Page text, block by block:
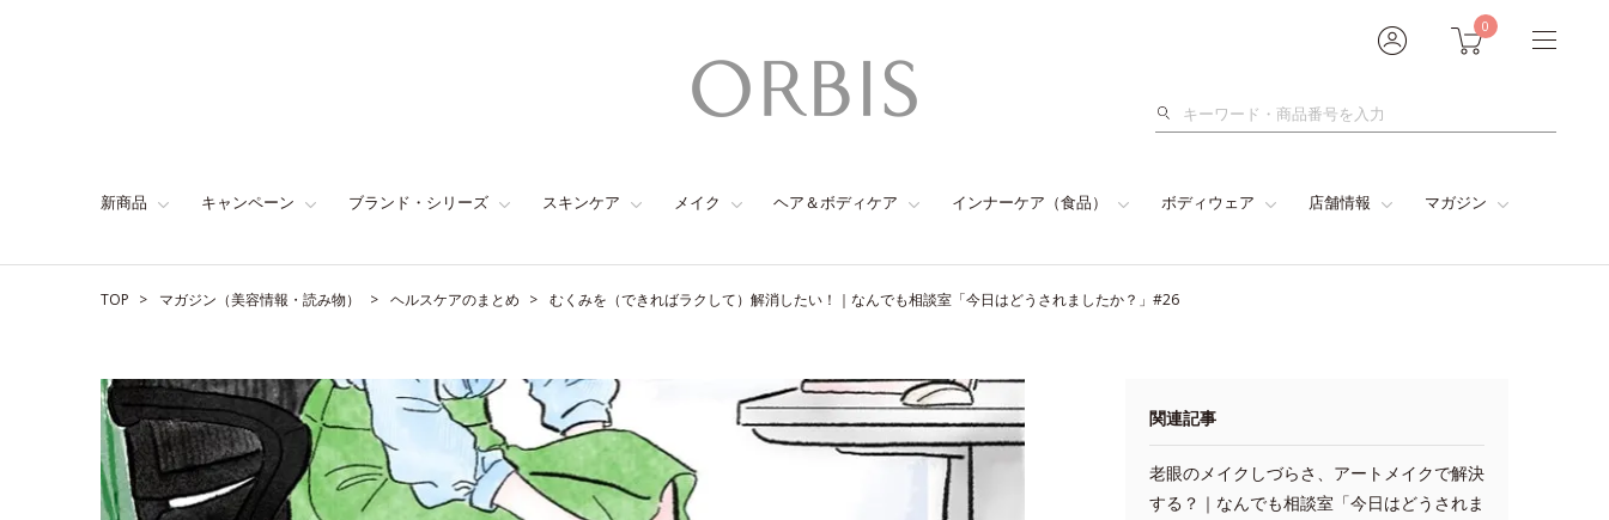
0
検
新商品 キャンペーン ブランド・シリーズ スキンケア メイク ヘア＆ボディケア インナーケア（食品） ボディウェア 店舗情報 マガジン
TOP マガジン（美容情報・読み物） ヘルスケアのまとめ むくみを（できればラクして）解消したい！｜なんでも相談室「今日はどうされましたか？」#26
関連記事
老眼のメイクしづらさ、アートメイクで解決
する？｜なんでも相談室「今日はどうされま